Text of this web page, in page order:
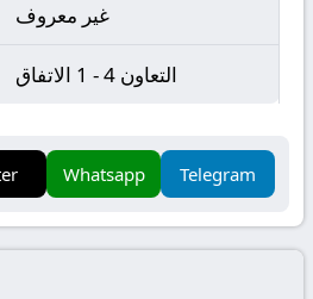
غير معروف
التعاون 4 - 1 الاتفاق
Whatsapp Telegram